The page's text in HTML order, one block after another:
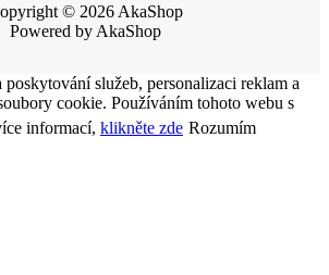
© 2026 AkaShop
Powered by AkaShop
služeb, personalizaci reklam a
cookie. Používáním tohoto webu s
informací, klikněte zde Rozumím